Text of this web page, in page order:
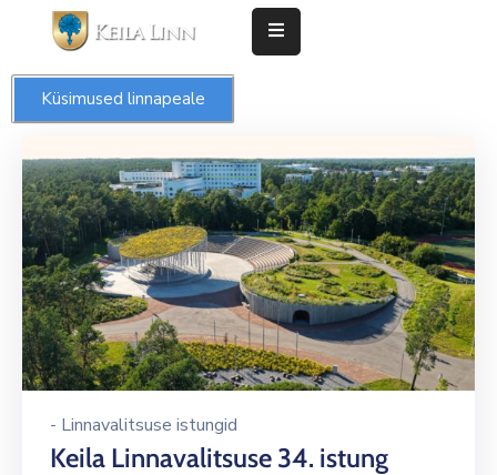
Esileht
Taotlused
Keila
linn
Kontakt
Uudised
Keila
Leht
Küsimused linnapeale
- Linnavalitsuse istungid
Keila Linnavalitsuse 34. istung